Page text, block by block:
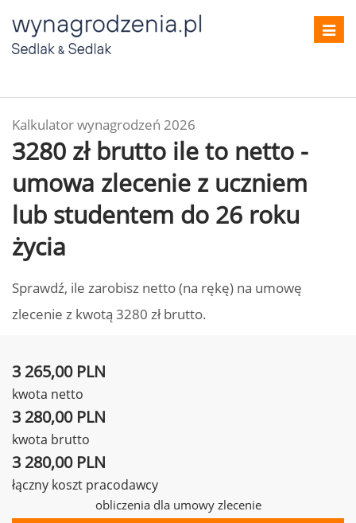
Kalkulator wynagrodzeń 2026
3280 zł brutto ile to netto -
umowa zlecenie z uczniem
lub studentem do 26 roku
życia
Sprawdź, ile zarobisz netto (na rękę) na umowę
zlecenie z kwotą 3280 zł brutto.
3 265,00 PLN
kwota netto
3 280,00 PLN
kwota brutto
3 280,00 PLN
łączny koszt pracodawcy
obliczenia dla umowy zlecenie